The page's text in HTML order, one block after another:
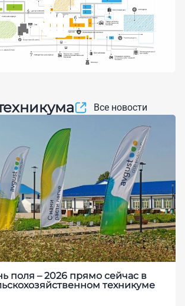
Все новости
поля – 2026 прямо сейчас в
техникуме